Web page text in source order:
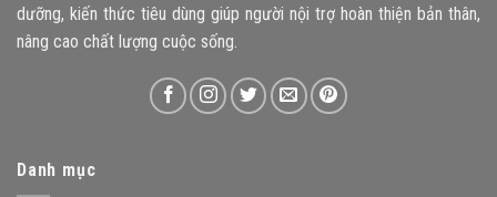
dưỡng, kiến thức tiêu dùng giúp người nội trợ hoàn thiện bản thân,
nâng cao chất lượng cuộc sống.
Danh mục